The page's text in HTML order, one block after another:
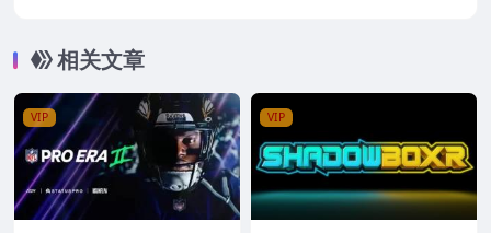
相关文章
VIP VIP